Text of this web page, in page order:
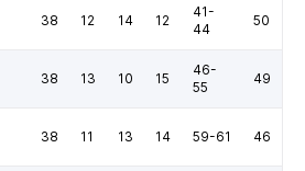
38 12 14 12
41-
44
50
38 13 10 15
46-
55
49
38 11 13 14 59-61 46